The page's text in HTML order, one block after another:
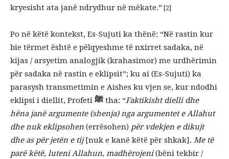
kryesisht ata janë ndrydhur në mëkate.” [2]
Po në këtë kontekst, Es-Sujuti ka thënë: “Në rastin kur
bie tërmet është e pëlqyeshme të nxirret sadaka, në
kijas / arsyetim analogjik (krahasimor) me urdhërimin
për sadaka në rastin e eklipsit”; ku ai (Es-Sujuti) ka
parasysh transmetimin e Aishes ku vjen se, kur ndodhi
eklipsi i diellit, Profeti ﷺ tha: “Faktikisht dielli dhe
hëna janë argumente (shenja) nga argumentet e Allahut
dhe nuk eklipsohen (errësohen) për vdekjen e dikujt
dhe as për jetën e tij[nuk e kanë këtë për shkak]. Me të
parë këtë, luteni Allahun, madhërojeni(bëni tekbir /